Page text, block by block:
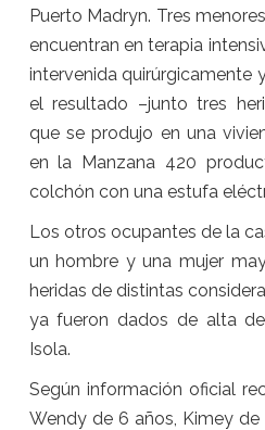
Puerto Madryn. Tres
encuentran en terapia
intervenida quirúrgicamente
el resultado –junto tres
que se produjo en una
en la Manzana 420
colchón con una estufa
Los otros ocupantes de la
un hombre y una mujer
heridas de distintas
ya fueron dados de alta
Isola.
Según información oficial
Wendy de 6 años, Kimey